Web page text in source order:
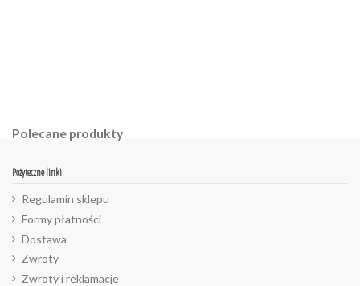
Polecane produkty
Pożyteczne linki
Regulamin sklepu
Formy płatności
Dostawa
Zwroty
Zwroty i reklamacje